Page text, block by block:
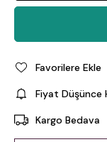
Favorilere Ekle
Fiyat Düşünce
Kargo Bedava